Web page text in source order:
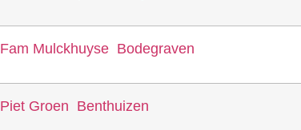
Fam Mulckhuyse Bodegraven
Piet Groen Benthuizen